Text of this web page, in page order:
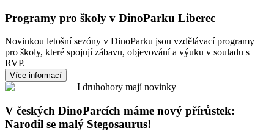
Programy pro školy v DinoParku Liberec
Novinkou letošní sezóny v DinoParku jsou vzdělávací programy
pro školy, které spojují zábavu, objevování a výuku v souladu s
RVP.
Více informací
I druhohory mají novinky
V českých DinoParcích máme nový přírůstek:
Narodil se malý Stegosaurus!